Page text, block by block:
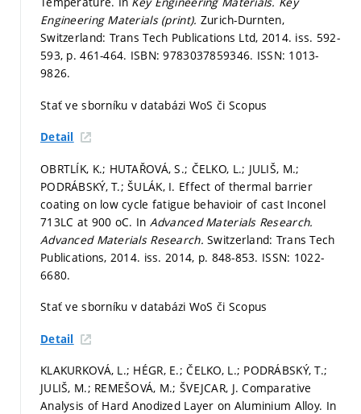
Engineering Materials (print). Zurich-Durnten,
Switzerland: Trans Tech Publications Ltd, 2014. iss. 592-
593, p. 461-464. ISBN: 9783037859346. ISSN: 1013-
9826.
Stať ve sborníku v databázi WoS či Scopus
Detail
OBRTLÍK, K.; HUTAŘOVÁ, S.; ČELKO, L.; JULIŠ, M.;
PODRÁBSKÝ, T.; ŠULÁK, I. Effect of thermal barrier
coating on low cycle fatigue behavioir of cast Inconel
713LC at 900 oC. In Advanced Materials Research.
Advanced Materials Research.Switzerland: Trans Tech
Publications, 2014. iss. 2014, p. 848-853. ISSN: 1022-
6680.
Stať ve sborníku v databázi WoS či Scopus
Detail
KLAKURKOVÁ, L.; HÉGR, E.; ČELKO, L.; PODRÁBSKÝ, T.;
JULIŠ, M.; REMEŠOVÁ, M.; ŠVEJCAR, J. Comparative
Analysis of Hard Anodized Layer on Aluminium Alloy. In